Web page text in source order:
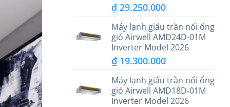
₫ 29.250.000
Máy lạnh giấu trần nối ống
gió Airwell AMD24D-01M
Inverter Model 2026
₫ 19.300.000
Máy lạnh giấu trần nối ống
gió Airwell AMD18D-01M
Inverter Model 2026